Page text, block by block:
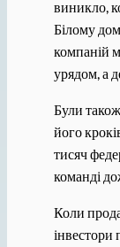
виникло,
Білому
компаній
урядом, а
Були
його
тисяч
команді
Коли